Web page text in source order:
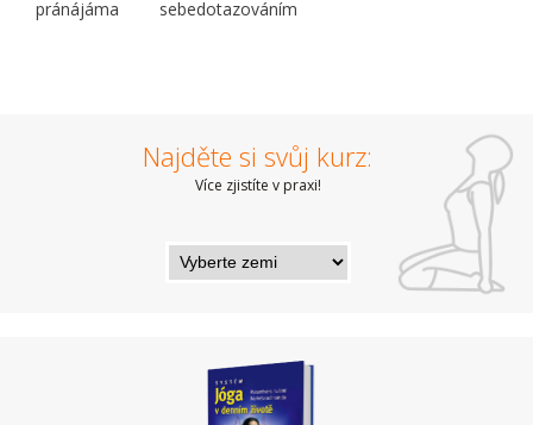
pránájáma
sebedotazováním
Najděte si svůj kurz:
Více zjistíte v praxi!